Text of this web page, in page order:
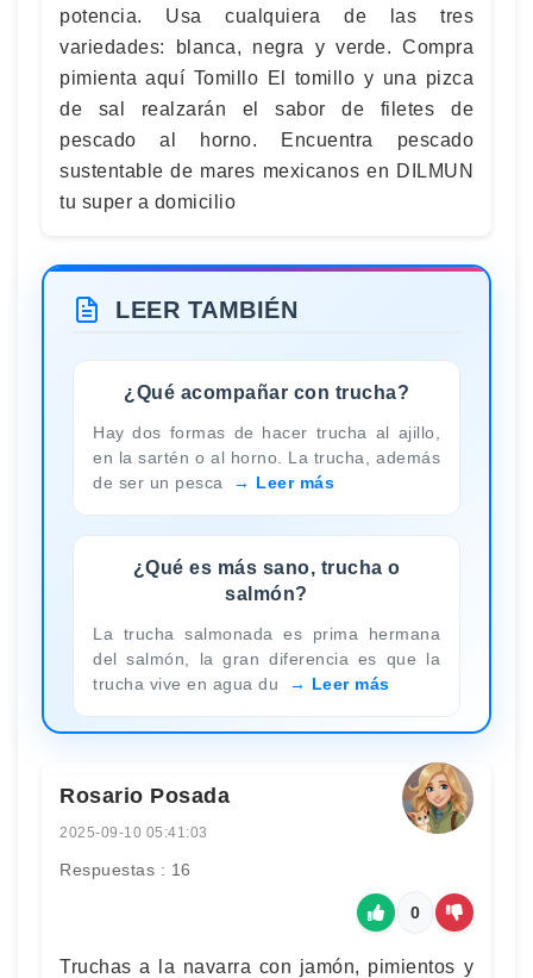
potencia. Usa cualquiera de las tres
variedades: blanca, negra y verde. Compra
pimienta aquí Tomillo El tomillo y una pizca
de sal realzarán el sabor de filetes de
pescado al horno. Encuentra pescado
sustentable de mares mexicanos en DILMUN
tu super a domicilio
LEER TAMBIÉN
¿Qué acompañar con trucha?
Hay dos formas de hacer trucha al ajillo,
en la sartén o al horno. La trucha, además
de ser un pesca
Leer más
¿Qué es más sano, trucha o
salmón?
La trucha salmonada es prima hermana
del salmón, la gran diferencia es que la
trucha vive en agua du
Leer más
Rosario Posada
2025-09-10 05:41:03
Respuestas : 16
0
Truchas a la navarra con jamón, pimientos y